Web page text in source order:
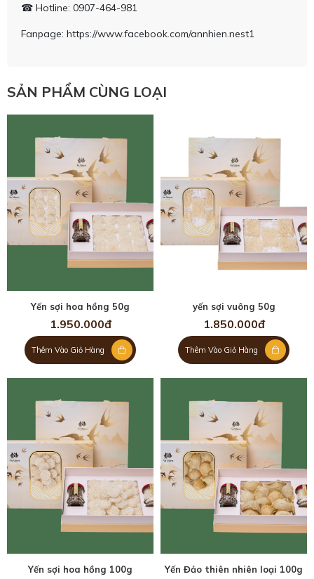
☎ Hotline: 0907-464-981
Fanpage: https://www.facebook.com/annhien.nest1
SẢN PHẨM CÙNG LOẠI
Yến sợi hoa hồng 50g
1.950.000đ
Thêm Vào Giỏ Hàng
yến sợi vuông 50g
1.850.000đ
Thêm Vào Giỏ Hàng
Yến sợi hoa hồng 100g Yến Đảo thiên nhiên loại 100g